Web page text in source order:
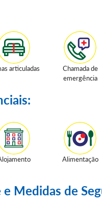
articuladas
Chamada de
emergência
Alimentação
Medidas de